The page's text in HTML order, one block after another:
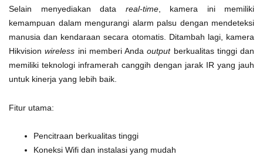
Selain menyediakan data real-time, kamera ini memiliki
kemampuan dalam mengurangi alarm palsu dengan mendeteksi
manusia dan kendaraan secara otomatis. Ditambah lagi, kamera
Hikvisionwireless ini memberi Andaoutputberkualitas tinggi dan
memiliki teknologi inframerah canggih dengan jarak IR yang jauh
untuk kinerja yang lebih baik.
Fitur utama:
Pencitraan berkualitas tinggi
Koneksi Wifi dan instalasi yang mudah